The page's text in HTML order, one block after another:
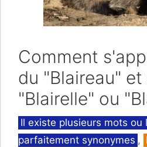
Comment
du "Blaireau" et
"Blairelle" ou
Catégories
Il existe plusieurs mots ou
parfaitement synonymes ,